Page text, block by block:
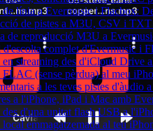
línia a Evermusic i Flacbox:
de pistes a M3U, CSV i
de reproducció M3U a
complet d'Evermusic i
streaming des d'iCloud Drive
(sense pèrdua) al meu
a les teves pistes
a l'iPhone, iPad i Mac amb
d'una unitat flash USB a
emmagatzemada al teu